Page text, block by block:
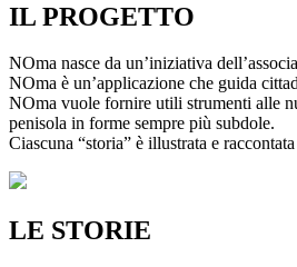
IL PROGETTO
NOma nasce da un’iniziativa
NOma è un’applicazione che guida
NOma vuole fornire utili strumenti alle
penisola in forme sempre più subdole.
Ciascuna “storia” è illustrata e
LE STORIE